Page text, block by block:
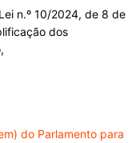
n.º 10/2024, de 8 de
dos